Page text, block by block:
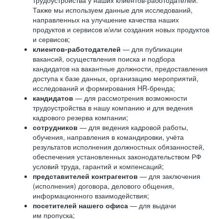
Также мы используем данные для исследований,
направленных на улучшение качества наших
продуктов и сервисов и/или создания новых продуктов
и сервисов;
клиентов-работодателей — для публикации
вакансий, осуществления поиска и подбора
кандидатов на вакантные должности, предоставления
доступа к базе данных, организацию мероприятий,
исследований и формирования HR-бренда;
кандидатов — для рассмотрения возможности
трудоустройства в нашу компанию и для ведения
кадрового резерва компании;
сотрудников — для ведения кадровой работы,
обучения, направления в командировки, учёта
результатов исполнения должностных обязанностей,
обеспечения установленных законодательством РФ
условий труда, гарантий и компенсаций;
представителей контрагентов — для заключения
(исполнения) договора, делового общения,
информационного взаимодействия;
посетителей нашего офиса — для выдачи
им пропуска;